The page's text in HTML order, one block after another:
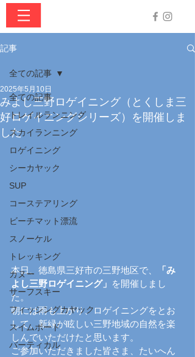
記事
全ての記事
トレイルランニング
スカイランニング
ロゲイニング
シーカヤック
SUP
コーステアリング
ビーチマット漂流
スノーケル
トレッキング
カヌー
サーフスキー
フィッシングカヤック
スイムボード
バーティカル
全ての記事
みよし三野ロゲイニング（とくしま三
好ロゲイニングシリーズ）を開催しま
した
2025年5月10日
本日、徳島県三好市の三野地区で、
「み
よし三野ロゲイニング」 を開催しまし
た。
朝には雨も上がり、ロゲイニングをとお
して、新緑が眩しい三野地域の自然を楽
しんでいただけたと思います。
ご参加いただきました皆さま、たいへん